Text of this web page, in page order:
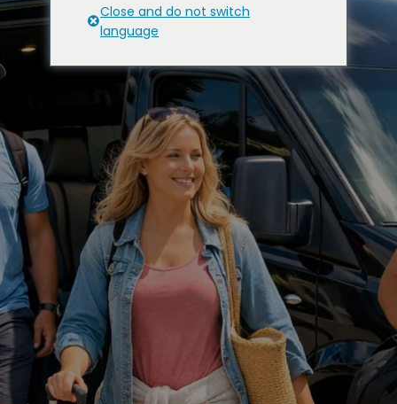
Close and do not switch
language